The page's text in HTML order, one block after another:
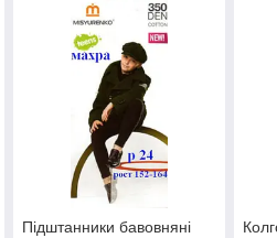
Підштанники бавовняні